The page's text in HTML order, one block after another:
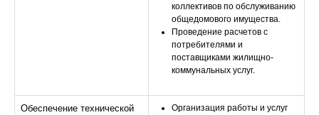
коллективов по обслуживанию
общедомового имущества.
Проведение расчетов с
потребителями и
поставщиками жилищно-
коммунальных услуг.
Обеспечение технической
Организация работы и услуг